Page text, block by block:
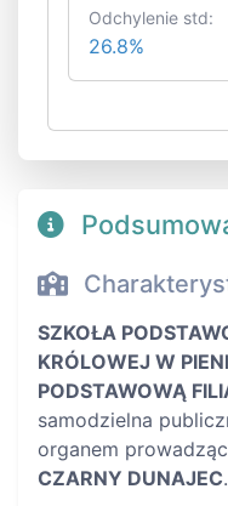
Odchylenie std:
26.8%
SZKOŁA
KRÓLOWEJ W
PODSTAWOWĄ
samodzielna
organem
CZARNY DUNAJEC.